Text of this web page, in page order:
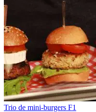
Trio de mini-burgers F1